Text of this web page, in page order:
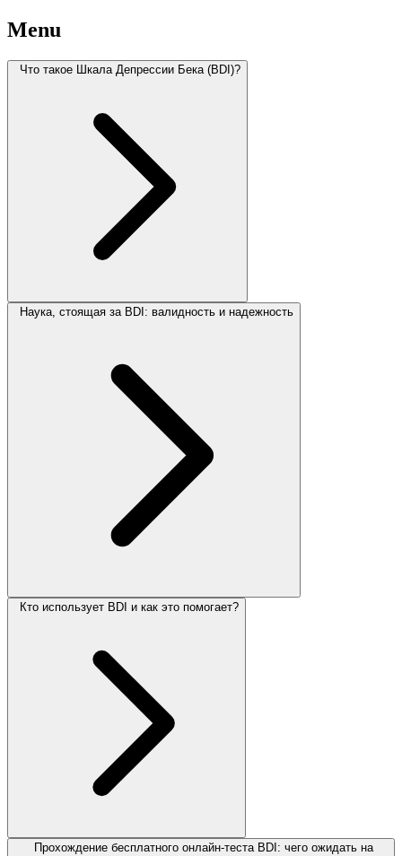
Menu
Что такое Шкала Депрессии Бека (BDI)?
Наука, стоящая за BDI: валидность и надежность
Кто использует BDI и как это помогает?
Прохождение бесплатного онлайн-теста BDI: чего ожидать на